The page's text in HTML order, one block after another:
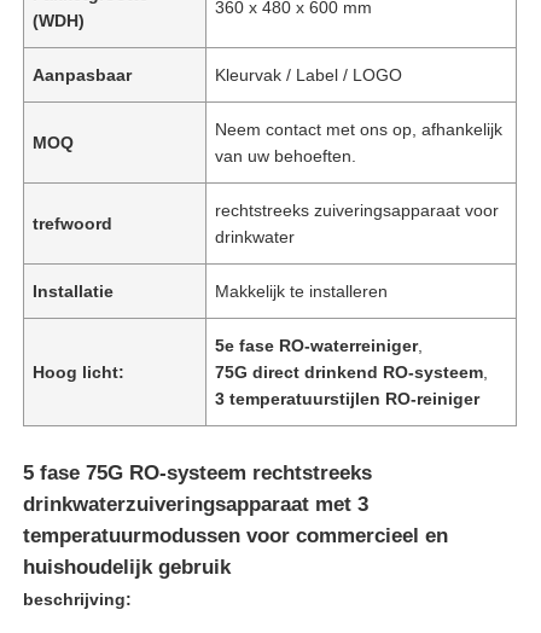
Thuis
Producten
Videos
Over ons
Kwaliteitscontrole
Contacteer ons
(WDH)
360 x 480 x 600 mm
Aanpasbaar Kleurvak / Label / LOGO
MOQ
Neem contact met ons op, afhankelijk
van uw behoeften.
trefwoord
rechtstreeks zuiveringsapparaat voor
drinkwater
Installatie Makkelijk te installeren
Hoog licht:
5e fase RO-waterreiniger,
75G direct drinkend RO-systeem
3 temperatuurstijlen RO-reiniger
5 fase 75G RO-systeem rechtstreeks
drinkwaterzuiveringsapparaat met 3
temperatuurmodussen voor commercieel en
huishoudelijk gebruik
beschrijving: